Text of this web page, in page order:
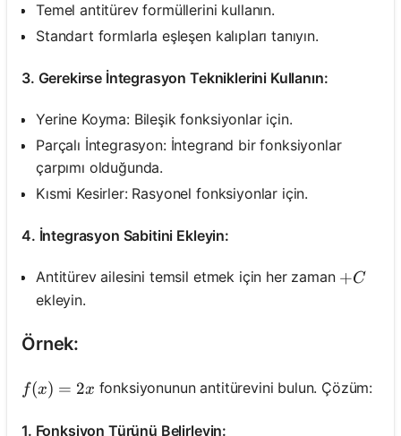
Temel antitürev formüllerini kullanın.
Standart formlarla eşleşen kalıpları tanıyın.
3. Gerekirse İntegrasyon Tekniklerini Kullanın:
Yerine Koyma: Bileşik fonksiyonlar için.
Parçalı İntegrasyon: İntegrand bir fonksiyonlar
çarpımı olduğunda.
Kısmi Kesirler: Rasyonel fonksiyonlar için.
4. İntegrasyon Sabitini Ekleyin:
Antitürev ailesini temsil etmek için her zaman +C
+C
ekleyin.
Örnek:
f(x)=2 x
f(x) = 2x fonksiyonunun antitürevini bulun. Çözüm:
1. Fonksiyon Türünü Belirleyin: